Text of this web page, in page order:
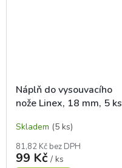
Náplň do vysouvacího
nože Linex, 18 mm, 5 ks
Skladem (5 ks)
81,82 Kč bez DPH
99 Kč / ks